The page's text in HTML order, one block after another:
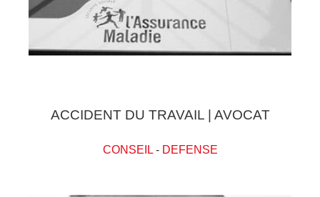
ACCIDENT DU TRAVAIL | AVOCAT
CONSEIL- DEFENSE